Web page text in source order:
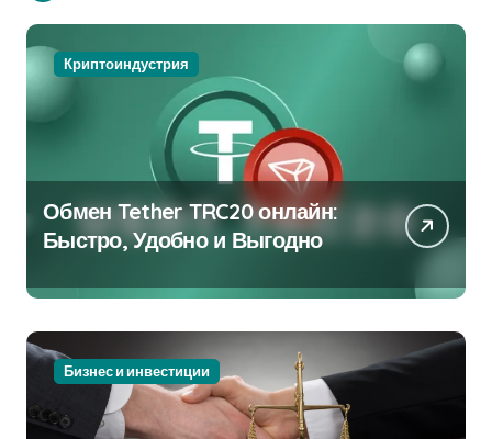
Криптоиндустрия
Обмен Tether TRC20 онлайн:
Быстро, Удобно и Выгодно
Бизнес и инвестиции